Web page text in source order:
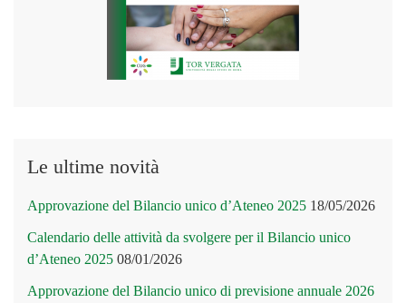
Le ultime novità
Approvazione del Bilancio unico d’Ateneo 2025 18/05/2026
Calendario delle attività da svolgere per il Bilancio unico
d’Ateneo 2025 08/01/2026
Approvazione del Bilancio unico di previsione annuale 2026